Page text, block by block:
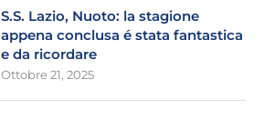
S.S. Lazio, Nuoto: la stagione
appena conclusa é stata fantastica
e da ricordare
Ottobre 21, 2025